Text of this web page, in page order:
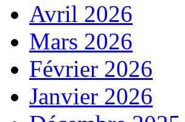
Avril 2026
Mars 2026
Février 2026
Janvier 2026